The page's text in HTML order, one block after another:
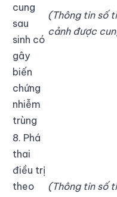
cung
sau
sinh có
gây
biến
chứng
nhiễm
trùng
(Thông tin số
cảnh được
8. Phá
thai
điều trị
theo
(Thông tin số